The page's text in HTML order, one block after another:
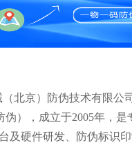
（北京）防伪技术有限公司
伪），成立于2005年，是
及硬件研发、防伪标识印